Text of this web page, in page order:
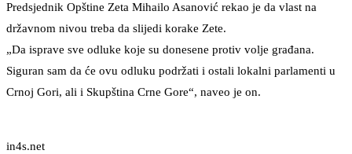
Predsjednik Opštine Zeta Mihailo Asanović rekao je da vlast na
državnom nivou treba da slijedi korake Zete.
„Da isprave sve odluke koje su donesene protiv volje građana.
Siguran sam da će ovu odluku podržati i ostali lokalni parlamenti u
Crnoj Gori, ali i Skupština Crne Gore“, naveo je on.
in4s.net